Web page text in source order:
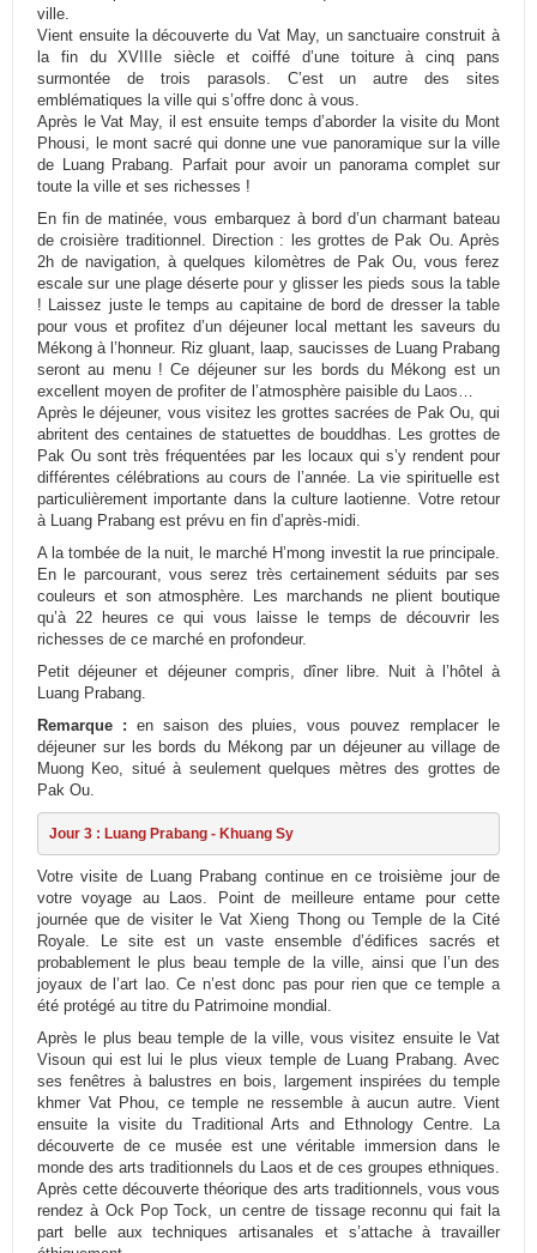
ville.
Vient ensuite la découverte du Vat May, un sanctuaire construit à
la fin du XVIIIe siècle et coiffé d’une toiture à cinq pans
surmontée de trois parasols. C’est un autre des sites
emblématiques la ville qui s’offre donc à vous.
Après le Vat May, il est ensuite temps d’aborder la visite du Mont
Phousi, le mont sacré qui donne une vue panoramique sur la ville
de Luang Prabang. Parfait pour avoir un panorama complet sur
toute la ville et ses richesses !
En fin de matinée, vous embarquez à bord d’un charmant bateau
de croisière traditionnel. Direction : les grottes de Pak Ou. Après
2h de navigation, à quelques kilomètres de Pak Ou, vous ferez
escale sur une plage déserte pour y glisser les pieds sous la table
! Laissez juste le temps au capitaine de bord de dresser la table
pour vous et profitez d’un déjeuner local mettant les saveurs du
Mékong à l’honneur. Riz gluant, laap, saucisses de Luang Prabang
seront au menu ! Ce déjeuner sur les bords du Mékong est un
excellent moyen de profiter de l’atmosphère paisible du Laos…
Après le déjeuner, vous visitez les grottes sacrées de Pak Ou, qui
abritent des centaines de statuettes de bouddhas. Les grottes de
Pak Ou sont très fréquentées par les locaux qui s’y rendent pour
différentes célébrations au cours de l’année. La vie spirituelle est
particulièrement importante dans la culture laotienne. Votre retour
à Luang Prabang est prévu en fin d’après-midi.
A la tombée de la nuit, le marché H’mong investit la rue principale.
En le parcourant, vous serez très certainement séduits par ses
couleurs et son atmosphère. Les marchands ne plient boutique
qu’à 22 heures ce qui vous laisse le temps de découvrir les
richesses de ce marché en profondeur.
Petit déjeuner et déjeuner compris, dîner libre. Nuit à l’hôtel à
Luang Prabang.
Remarque : en saison des pluies, vous pouvez remplacer le
déjeuner sur les bords du Mékong par un déjeuner au village de
Muong Keo, situé à seulement quelques mètres des grottes de
Pak Ou.
Jour 3 : Luang Prabang - Khuang Sy
Votre visite de Luang Prabang continue en ce troisième jour de
votre voyage au Laos. Point de meilleure entame pour cette
journée que de visiter le Vat Xieng Thong ou Temple de la Cité
Royale. Le site est un vaste ensemble d’édifices sacrés et
probablement le plus beau temple de la ville, ainsi que l’un des
joyaux de l’art lao. Ce n’est donc pas pour rien que ce temple a
été protégé au titre du Patrimoine mondial.
Après le plus beau temple de la ville, vous visitez ensuite le Vat
Visoun qui est lui le plus vieux temple de Luang Prabang. Avec
ses fenêtres à balustres en bois, largement inspirées du temple
khmer Vat Phou, ce temple ne ressemble à aucun autre. Vient
ensuite la visite du Traditional Arts and Ethnology Centre. La
découverte de ce musée est une véritable immersion dans le
monde des arts traditionnels du Laos et de ces groupes ethniques.
Après cette découverte théorique des arts traditionnels, vous vous
rendez à Ock Pop Tock, un centre de tissage reconnu qui fait la
part belle aux techniques artisanales et s’attache à travailler